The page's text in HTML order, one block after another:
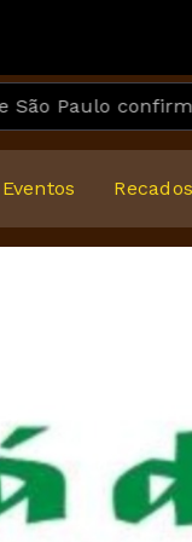
confirma 23
Eventos Recados